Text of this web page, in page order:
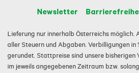
jederzeit einen sauberen Pool
Zeit bei der Poolpflege. Der
kombiniert moderne Navigation,
Reinigung und komfortable App-
perfektes Badeerlebnis während
Newsletter
Lieferung nur innerhalb Österreichs möglich.
aller Steuern und Abgaben. Verbilligungen in
gerundet. Stattpreise sind unsere bisherigen
im jeweils angegebenen Zeitraum bzw.